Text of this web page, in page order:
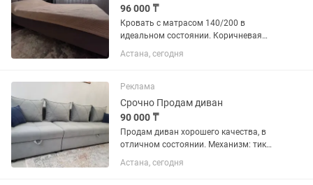
96 000 ₸
Кровать с матрасом 140/200 в
идеальном состоянии. Коричневая
антивандальная ткань.на ножках, что
удобно для пылесоса. Идеально
Астана, сегодня
Реклама
Срочно Продам диван
90 000 ₸
Продам диван хорошего качества, в
отличном состоянии. Механизм: тик
так, съемный чехол подушек. Ткань:
антивандальная, моющая,
Астана, сегодня